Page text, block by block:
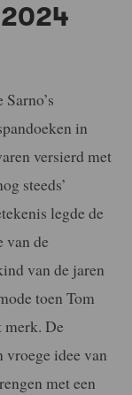
in
versierd met
steeds’
legde de
van de
van de jaren
toen Tom
merk. De
idee van
met een